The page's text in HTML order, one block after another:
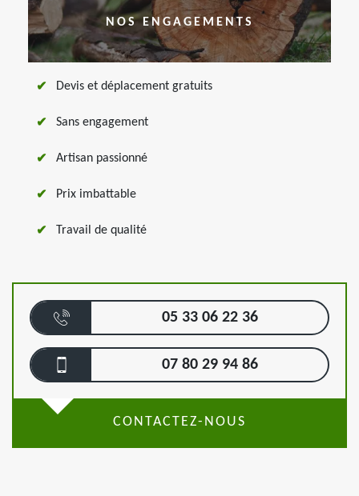
NOS ENGAGEMENTS
Devis et déplacement gratuits
Sans engagement
Artisan passionné
Prix imbattable
Travail de qualité
05 33 06 22 36
07 80 29 94 86
CONTACTEZ-NOUS